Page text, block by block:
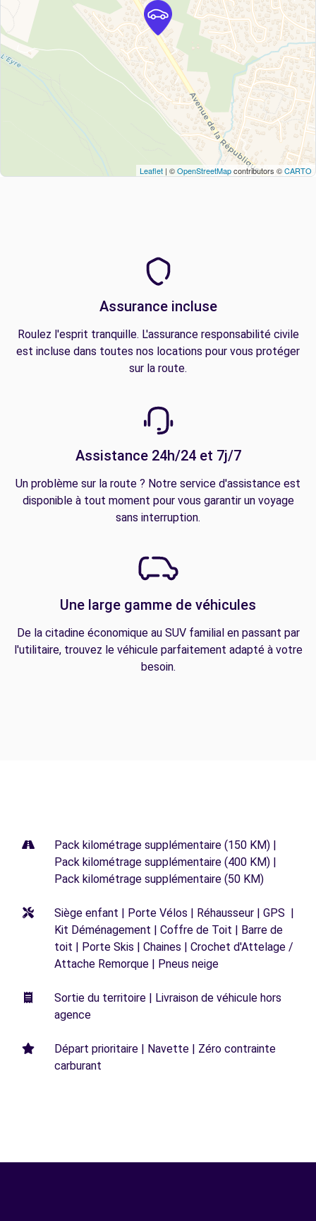
Leaflet | ©OpenStreetMapcontributors ©CARTO
Assurance incluse
Roulez l'esprit tranquille. L'assurance responsabilité civile
est incluse dans toutes nos locations pour vous protéger
sur la route.
Assistance 24h/24 et 7j/7
Un problème sur la route ? Notre service d'assistance est
disponible à tout moment pour vous garantir un voyage
sans interruption.
Une large gamme de véhicules
De la citadine économique au SUV familial en passant par
l'utilitaire, trouvez le véhicule parfaitement adapté à votre
besoin.
Pack kilométrage supplémentaire (150 KM) |
Pack kilométrage supplémentaire (400 KM) |
Pack kilométrage supplémentaire (50 KM)
Siège enfant | Porte Vélos | Réhausseur | GPS |
Kit Déménagement | Coffre de Toit | Barre de
toit | Porte Skis | Chaines | Crochet d'Attelage /
Attache Remorque | Pneus neige
Sortie du territoire | Livraison de véhicule hors
agence
Départ prioritaire | Navette | Zéro contrainte
carburant